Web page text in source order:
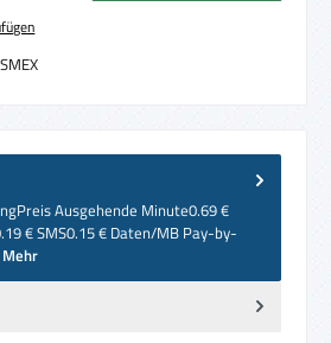
Ausgehende Minute0.69 €
€ SMS0.15 € Daten/MB Pay-by-
Mehr